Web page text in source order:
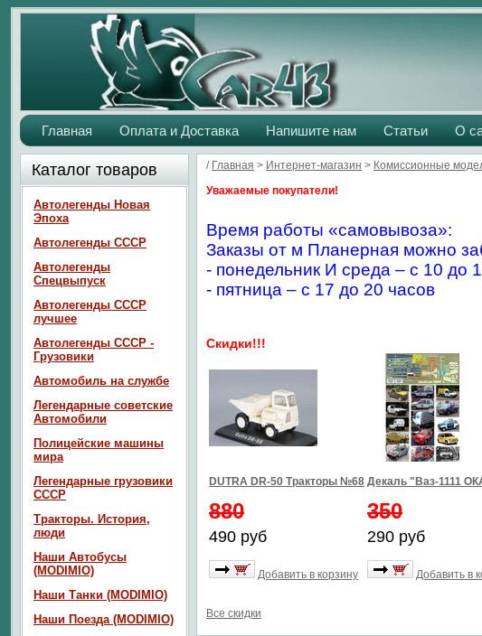
Главная Оплата и Доставка Напишите нам Статьи О
/ Главная > Интернет-магазин > Комиссионные
Уважаемые покупатели!
Время работы «самовывоза»:
Заказы от м Планерная можно
- понедельник И среда – с 10 до
- пятница – с 17 до 20 часов
Скидки!!!
DUTRA DR-50 Тракторы №68
880
490 руб
Добавить в корзину
Декаль "Ваз-1111
350
290 руб
Добавить в
Все скидки
Каталог товаров
Автолегенды Новая
Эпоха
Автолегенды СССР
Автолегенды
Спецвыпуск
Автолегенды СССР
лучшее
Автолегенды СССР -
Грузовики
Автомобиль на службе
Легендарные советские
Автомобили
Полицейские машины
мира
Легендарные грузовики
СССР
Тракторы. История,
люди
Наши Автобусы
(MODIMIO)
Наши Танки (MODIMIO)
Наши Поезда (MODIMIO)